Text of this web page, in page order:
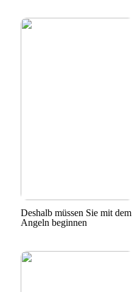
Deshalb müssen Sie mit dem
Angeln beginnen